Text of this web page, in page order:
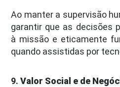
Ao manter a supervisão
garantir que as decisões
à missão e eticamente
quando assistidas por
9.Valor Social e de